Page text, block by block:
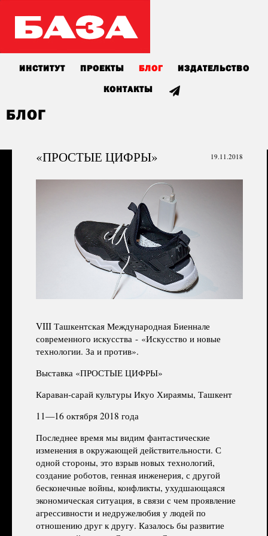
ИНСТИТУТ ПРОЕКТЫ БЛОГ
ИЗДАТЕЛЬСТВО
КОНТАКТЫ
БЛОГ
19.11.2018
«ПРОСТЫЕ ЦИФРЫ»
VIII Ташкентская Международная Биеннале
современного искусства - «Искусство и новые
технологии. За и против».
Выставка «ПРОСТЫЕ ЦИФРЫ»
Караван-сарай культуры Икуо Хираямы, Ташкент
11—16 октября 2018 года
Последнее время мы видим фантастические
изменения в окружающей действительности. С
одной стороны, это взрыв новых технологий,
создание роботов, генная инженерия, с другой
бесконечные войны, конфликты, ухудшающаяся
экономическая ситуация, в связи с чем проявление
агрессивности и недружелюбия у людей по
отношению друг к другу. Казалось бы развитие